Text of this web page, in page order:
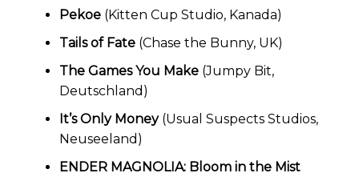
Pekoe(Kitten Cup Studio, Kanada)
Tails of Fate(Chase the Bunny, UK)
The Games You Make(Jumpy Bit,
Deutschland)
It’s Only Money(Usual Suspects Studios,
Neuseeland)
ENDER MAGNOLIA: Bloom in the Mist